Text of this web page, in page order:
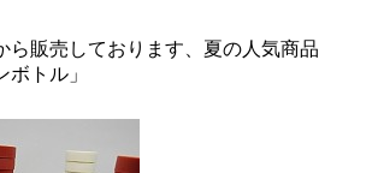
ら販売しております、夏の人気商品
ボトル」